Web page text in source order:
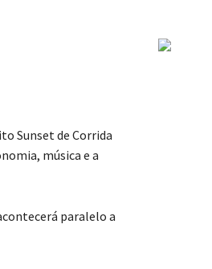
Sunset de Corrida
música e a
paralelo a